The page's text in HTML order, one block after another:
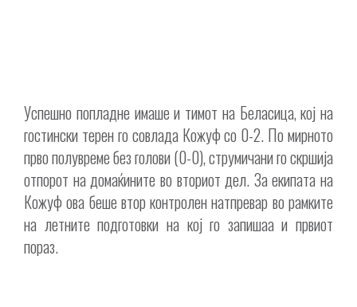
Успешно попладне имаше и тимот на Беласица, кој на
гостински терен го совлада Кожуф со 0-2. По мирното
прво полувреме без голови (0-0), струмичани го скршија
отпорот на домаќините во вториот дел. За екипата на
Кожуф ова беше втор контролен натпревар во рамките
на летните подготовки на кој го запишаа и првиот
пораз.